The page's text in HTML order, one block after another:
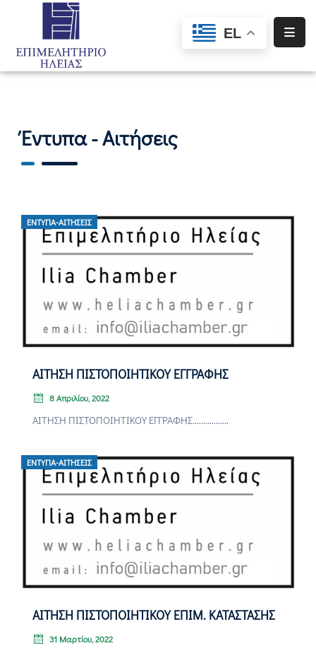
EL
Αρχική
Ειδική
Πληροφόρηση
Προγράμματα
Έντυπα - Αιτήσεις
ΈΝΤΥΠΑ-ΑΙΤΉΣΕΙΣ
ΑΙΤΗΣΗ ΠΙΣΤΟΠΟΙΗΤΙΚΟΥ ΕΓΓΡΑΦΗΣ
8 Απριλίου, 2022
ΑΙΤΗΣΗ ΠΙΣΤΟΠΟΙΗΤΙΚΟΥ ΕΓΓΡΑΦΗΣ.................
ΈΝΤΥΠΑ-ΑΙΤΉΣΕΙΣ
ΑΙΤΗΣΗ ΠΙΣΤΟΠΟΙΗΤΙΚΟΥ ΕΠΙΜ. ΚΑΤΑΣΤΑΣΗΣ
31 Μαρτίου, 2022